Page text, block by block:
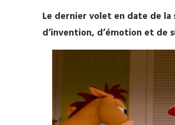
Le dernier volet en date de la
d’invention, d’émotion et de